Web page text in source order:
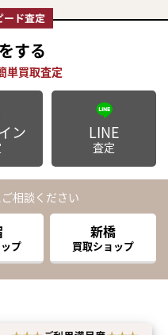
をする
ン LINE
査定
相談ください
プ
新橋
買取ショップ